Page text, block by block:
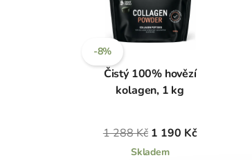
-8%
Čistý 100% hovězí
kolagen, 1 kg
1 288 Kč 1 190 Kč
Skladem